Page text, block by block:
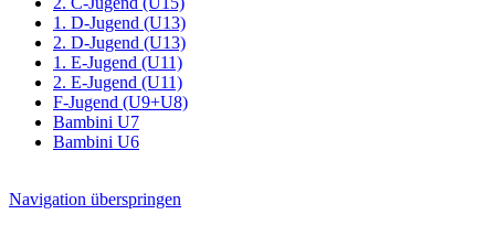
1. D-Jugend (U13)
2. D-Jugend (U13)
1. E-Jugend (U11)
2. E-Jugend (U11)
F-Jugend (U9+U8)
Bambini U7
Bambini U6
Navigation überspringen